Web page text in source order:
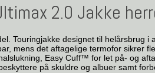
2.0 Jakke
Touringjakke designet til helårsbrug
mens det aftagelige termofor sikrer
Easy Cuff™ for let på- og
på skuldre og albuer samt